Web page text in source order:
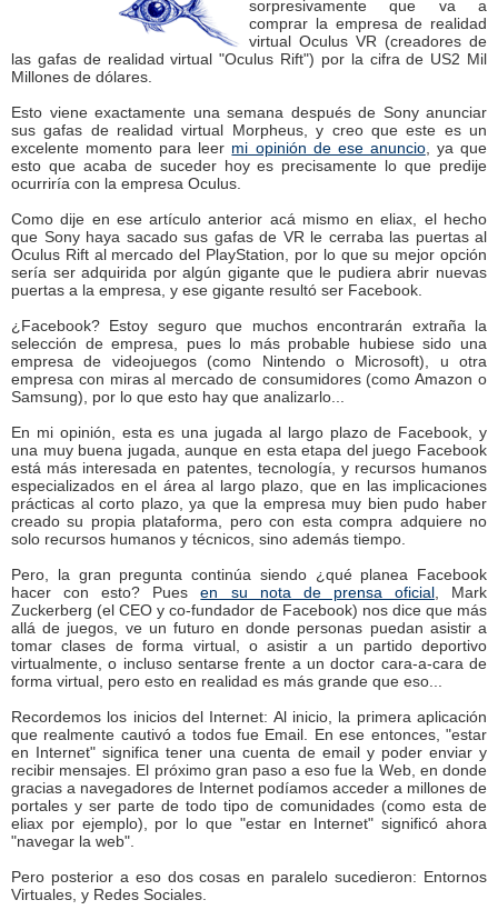
sorpresivamente que va a
comprar la empresa de realidad
virtual Oculus VR (creadores de
las gafas de realidad virtual "Oculus Rift") por la cifra de US2 Mil
Millones de dólares.
Esto viene exactamente una semana después de Sony anunciar
sus gafas de realidad virtual Morpheus, y creo que este es un
excelente momento para leer mi opinión de ese anuncio, ya que
esto que acaba de suceder hoy es precisamente lo que predije
ocurriría con la empresa Oculus.
Como dije en ese artículo anterior acá mismo en eliax, el hecho
que Sony haya sacado sus gafas de VR le cerraba las puertas al
Oculus Rift al mercado del PlayStation, por lo que su mejor opción
sería ser adquirida por algún gigante que le pudiera abrir nuevas
puertas a la empresa, y ese gigante resultó ser Facebook.
¿Facebook? Estoy seguro que muchos encontrarán extraña la
selección de empresa, pues lo más probable hubiese sido una
empresa de videojuegos (como Nintendo o Microsoft), u otra
empresa con miras al mercado de consumidores (como Amazon o
Samsung), por lo que esto hay que analizarlo...
En mi opinión, esta es una jugada al largo plazo de Facebook, y
una muy buena jugada, aunque en esta etapa del juego Facebook
está más interesada en patentes, tecnología, y recursos humanos
especializados en el área al largo plazo, que en las implicaciones
prácticas al corto plazo, ya que la empresa muy bien pudo haber
creado su propia plataforma, pero con esta compra adquiere no
solo recursos humanos y técnicos, sino además tiempo.
Pero, la gran pregunta continúa siendo ¿qué planea Facebook
hacer con esto? Puesen su nota de prensa oficial, Mark
Zuckerberg (el CEO y co-fundador de Facebook) nos dice que más
allá de juegos, ve un futuro en donde personas puedan asistir a
tomar clases de forma virtual, o asistir a un partido deportivo
virtualmente, o incluso sentarse frente a un doctor cara-a-cara de
forma virtual, pero esto en realidad es más grande que eso...
Recordemos los inicios del Internet: Al inicio, la primera aplicación
que realmente cautivó a todos fue Email. En ese entonces, "estar
en Internet" significa tener una cuenta de email y poder enviar y
recibir mensajes. El próximo gran paso a eso fue la Web, en donde
gracias a navegadores de Internet podíamos acceder a millones de
portales y ser parte de todo tipo de comunidades (como esta de
eliax por ejemplo), por lo que "estar en Internet" significó ahora
"navegar la web".
Pero posterior a eso dos cosas en paralelo sucedieron: Entornos
Virtuales, y Redes Sociales.